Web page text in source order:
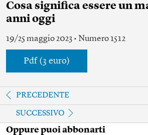
Cosa significa essere un
anni oggi
19/25 maggio 2023 • Numero 1512
Pdf (3 euro)
PRECEDENTE
SUCCESSIVO
Oppure puoi abbonarti